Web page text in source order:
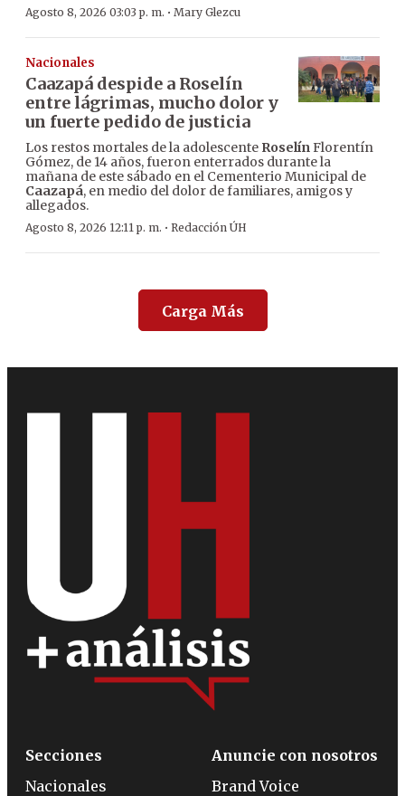
Agosto 8, 2026 03:03 p. m. · Mary Glezcu
Nacionales
Caazapá despide a Roselín
entre lágrimas, mucho dolor y
un fuerte pedido de justicia
Los restos mortales de la adolescente RoselínFlorentín
Gómez, de 14 años, fueron enterrados durante la
mañana de este sábado en el Cementerio Municipal de
Caazapá, en medio del dolor de familiares, amigos y
allegados.
Agosto 8, 2026 12:11 p. m. · Redacción ÚH
Carga Más
Secciones
Nacionales
Anuncie con nosotros
Brand Voice